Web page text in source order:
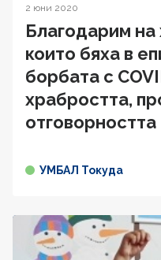
2 юни 2020
Благодарим на
които бяха в
борбата с
храбростта,
отговорността
УМБАЛ Токуда